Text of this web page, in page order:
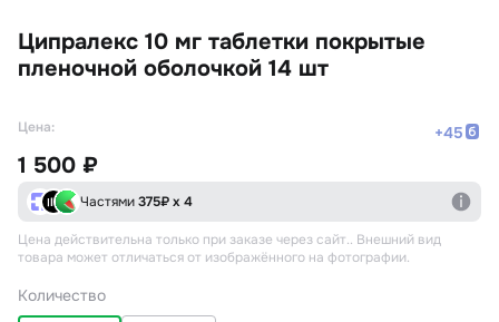
Ципралекс 10 мг таблетки покрытые
пленочной оболочкой 14 шт
Цена: +45
1 500 ₽
Частями375₽ х 4
Цена действительна только при заказе через сайт.. Внешний вид
товара может отличаться от изображённого на фотографии.
Количество